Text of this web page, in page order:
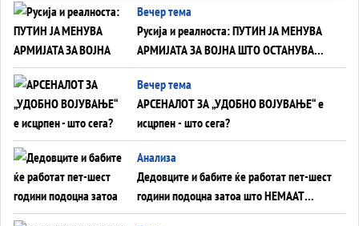
Вечер тема
Русија и реалноста: ПУТИН ЈА МЕНУВА
АРМИЈАТА ЗА ВОЈНА ШТО ОСТАНУВА
БЕЗ ФРОНТ
Вечер тема
АРСЕНАЛОТ ЗА „УДОБНО ВОЈУВАЊЕ“ е
исцрпен - што сега?
Анализа
Дедовците и бабите ќе работат пет-шест
години подоцна затоа што НЕМААТ
ВНУЦИ ДА ГИ ЗАМЕНАТ